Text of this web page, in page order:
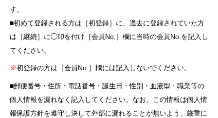
す。
■初めて登録される方は［初登録］に、過去に登録されていた方
は［継続］に◯印を付け［会員No.］欄に当時の会員No.を記入し
てください。
※初登録の方は［会員No.］欄には記入しないでください。
■郵便番号・住所・電話番号・誕生日・性別・血液型・職業等の
個人情報を漏れなく記入してください。なお、この情報は個人情
報保護方針を遵守し決して外部に漏れることが無いよう、厳重に